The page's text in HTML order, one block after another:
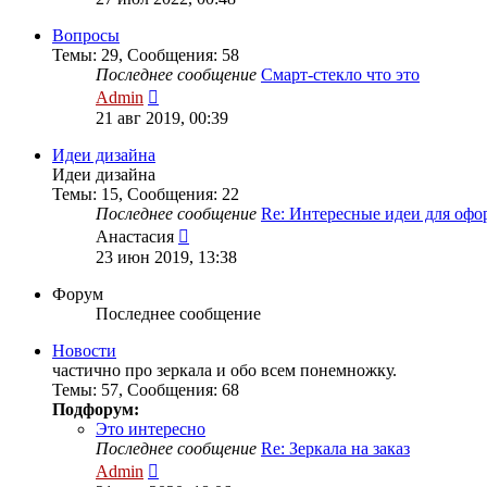
Вопросы
Темы: 29, Сообщения: 58
Последнее сообщение Смарт-стекло что это
Admin
к
последнему
21 авг 2019, 00:39
Идеи дизайна
Идеи дизайна
Темы: 15, Сообщения: 22
Последнее сообщение Re: Интересные идеи для
Анастасия
к
последнему
23 июн 2019, 13:38
Форум
Последнее сообщение
Новости
частично про зеркала и обо всем понемножку.
Темы: 57, Сообщения: 68
Подфорум:
Это интересно
Последнее сообщение Re: Зеркала на заказ
Admin